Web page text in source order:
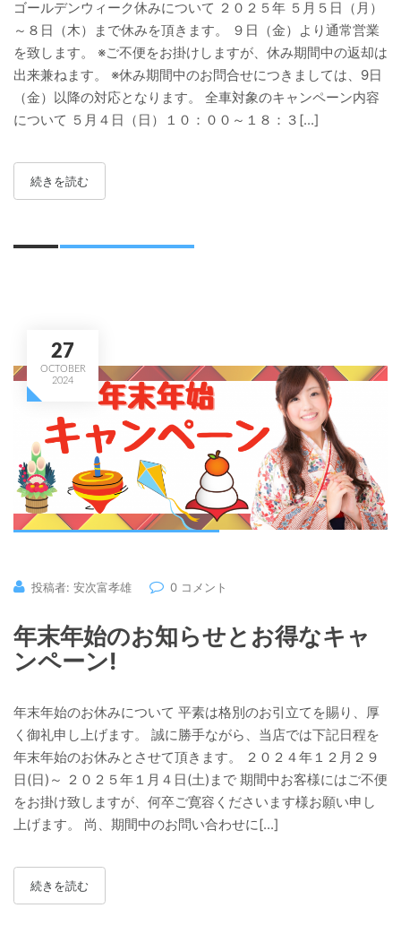
ゴールデンウィーク休みについて ２０２５年 ５月５日（月）
～８日（木）まで休みを頂きます。 ９日（金）より通常営業
を致します。 ※ご不便をお掛けしますが、休み期間中の返却は
出来兼ねます。 ※休み期間中のお問合せにつきましては、9日
（金）以降の対応となります。 全車対象のキャンペーン内容
について ５月４日（日）１０：００～１８：３[...]
続きを読む
27
OCTOBER
2024
投稿者: 安次富孝雄 0 コメント
年末年始のお知らせとお得なキャ
ンペーン!
年末年始のお休みについて 平素は格別のお引立てを賜り、厚
く御礼申し上げます。 誠に勝手ながら、当店では下記日程を
年末年始のお休みとさせて頂きます。 ２０２４年１２月２９
日(日)～ ２０２５年１月４日(土)まで 期間中お客様にはご不便
をお掛け致しますが、何卒ご寛容くださいます様お願い申し
上げます。 尚、期間中のお問い合わせに[...]
続きを読む